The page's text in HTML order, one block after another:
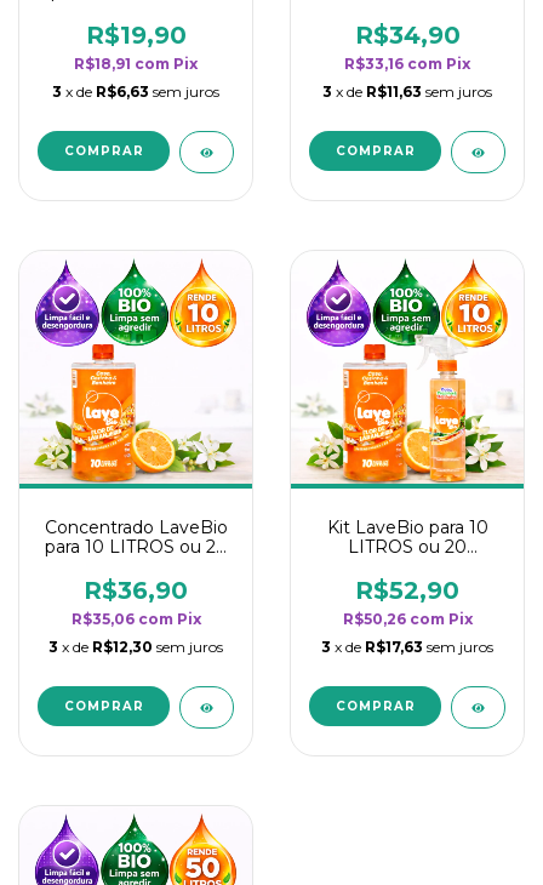
rendimento da
categoria - Flor de
Laranjeira
R$19,90
R$18,91 com Pix
3 x de R$6,63 sem juros
rendimento da
categoria - Flor de
Laranjeira
R$34,90
R$33,16 com Pix
3 x de R$11,63 sem juros
Concentrado LaveBio
para 10 LITROS ou 20
rendimento da
categoria - Flor de
Laranjeira
R$36,90
R$35,06 com Pix
3 x de R$12,30 sem juros
Kit LaveBio para 10
LITROS ou 20
rendimento da
categoria - Flor de
Laranjeira
R$52,90
R$50,26 com Pix
3 x de R$17,63 sem juros